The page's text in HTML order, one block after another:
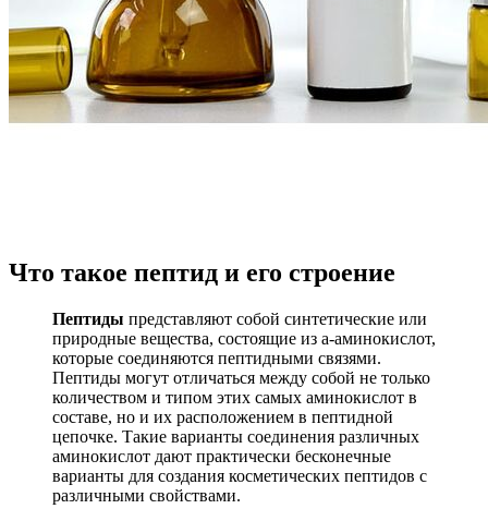
Что такое пептид и его строение
Пептиды представляют собой синтетические или
природные вещества, состоящие из а-аминокислот,
которые соединяются пептидными связями.
Пептиды могут отличаться между собой не только
количеством и типом этих самых аминокислот в
составе, но и их расположением в пептидной
цепочке. Такие варианты соединения различных
аминокислот дают практически бесконечные
варианты для создания косметических пептидов с
различными свойствами.